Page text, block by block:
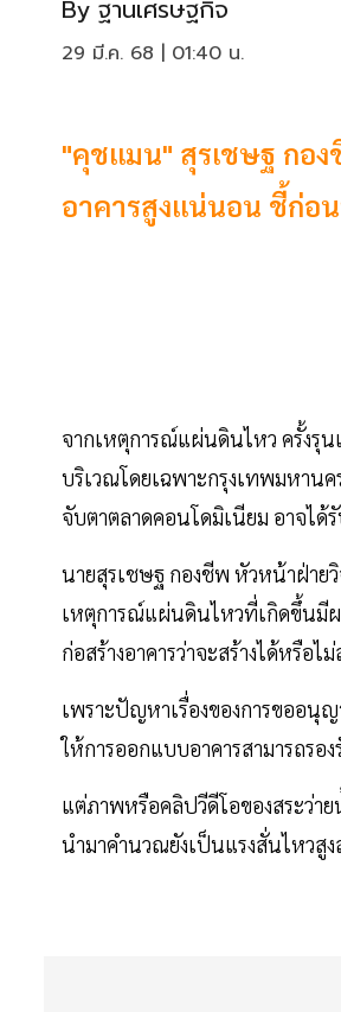
By ฐานเศรษฐกิจ
29 มี.ค. 68 | 01:40 น.
"คุชแมน" สุรเชษฐ กอ
อาคารสูงแน่นอน ชี้ก่อ
จากเหตุการณ์แผ่นดินไหว ครั้งรุน
บริเวณโดยเฉพาะกรุงเทพมหาน
จับตาตลาดคอนโดมิเนียม อาจได้
นายสุรเชษฐ กองชีพ หัวหน้าฝ่าย
เหตุการณ์แผ่นดินไหวที่เกิดขึ้นมีผ
ก่อสร้างอาคารว่าจะสร้างได้หรือไ
เพราะปัญหาเรื่องของการขออนุ
ให้การออกแบบอาคารสามารถรอ
แต่ภาพหรือคลิปวีดีโอของสระว่า
นำมาคำนวณยังเป็นแรงสั่นไหวสู